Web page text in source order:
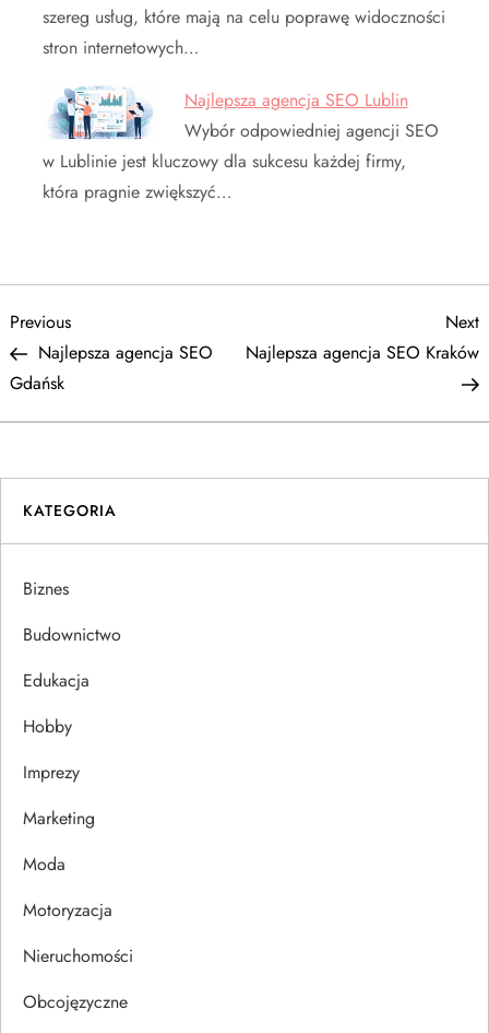
szereg usług, które mają na celu poprawę widoczności
stron internetowych…
Najlepsza agencja SEO Lublin
Wybór odpowiedniej agencji SEO
w Lublinie jest kluczowy dla sukcesu każdej firmy,
która pragnie zwiększyć…
N
a
w
i
g
a
c
a
w
p
u
Previous
Post
Previous
Najlepsza agencja SEO
Gdańsk
Next
Najlepsza agencja SEO Kraków
KATEGORIA
Biznes
Budownictwo
Edukacja
Hobby
Imprezy
Marketing
Moda
Motoryzacja
Nieruchomości
Obcojęzyczne